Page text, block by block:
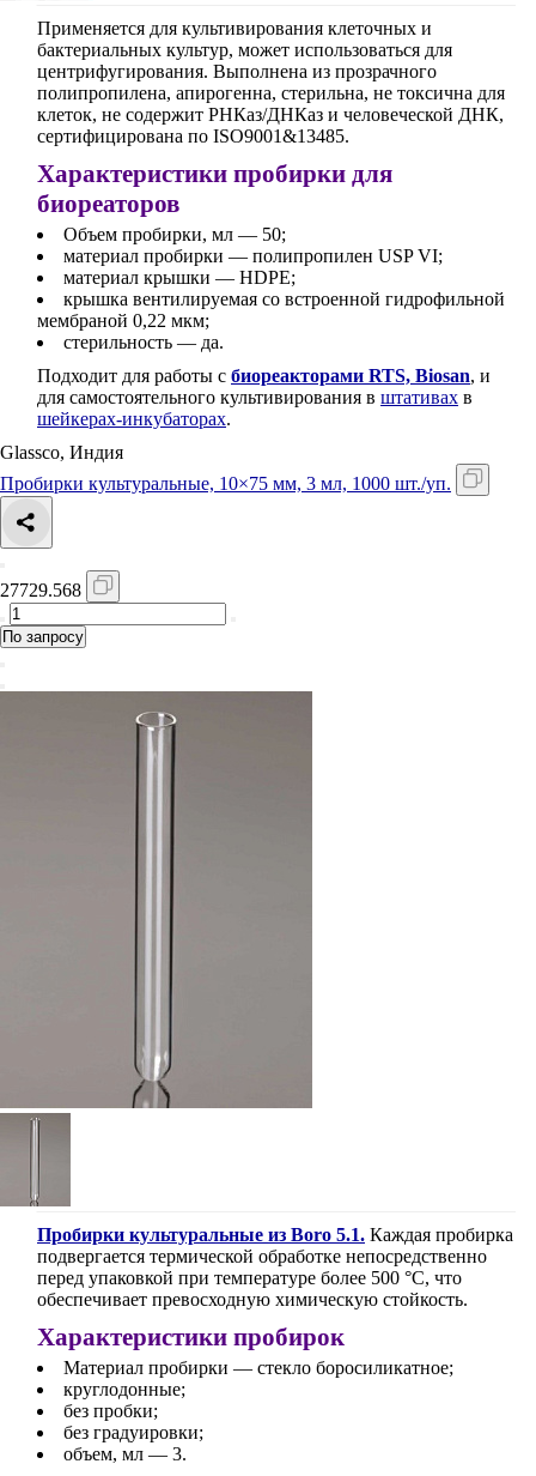
Применяется для культивирования клеточных и
бактериальных культур, может использоваться для
центрифугирования. Выполнена из прозрачного
полипропилена, апирогенна, стерильна, не токсична для
клеток, не содержит РНКаз/ДНКаз и человеческой ДНК,
сертифицирована по ISO9001&13485.
Характеристики пробирки для
биореаторов
Объем пробирки, мл — 50;
материал пробирки — полипропилен USP VI;
материал крышки — HDPE;
крышка вентилируемая со встроенной гидрофильной
мембраной 0,22 мкм;
стерильность — да.
Подходит для работы с биореакторами RTS, Biosan, и
для самостоятельного культивирования в штативах в
шейкерах-инкубаторах.
Glassco, Индия
Пробирки культуральные, 10×75 мм, 3 мл, 1000 шт./уп.
27729.568
По запросу
Пробирки культуральные из Boro 5.1. Каждая пробирка
подвергается термической обработке непосредственно
перед упаковкой при температуре более 500 °C, что
обеспечивает превосходную химическую стойкость.
Характеристики пробирок
Материал пробирки — стекло боросиликатное;
круглодонные;
без пробки;
без градуировки;
объем, мл — 3.